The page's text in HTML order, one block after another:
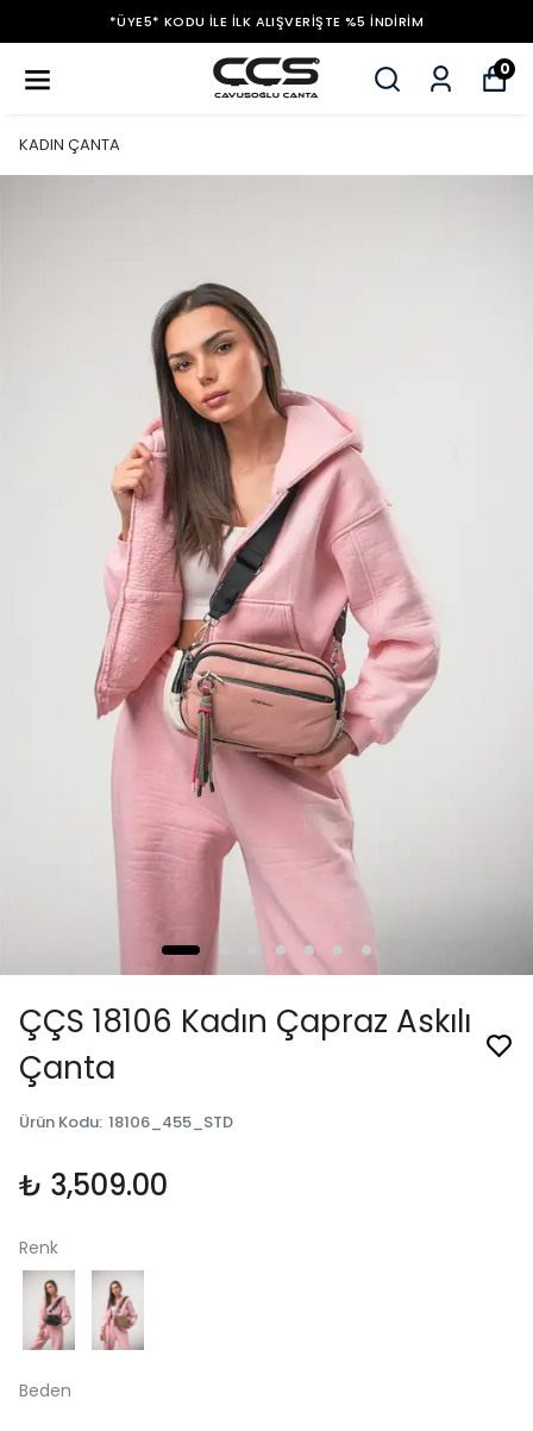
*ÜYE5* KODU ILE İLK ALIŞVERIŞTE %5 İNDIRIM
0
KADIN ÇANTA
ÇÇS 18106 Kadın Çapraz Askılı
Çanta
Ürün Kodu: 18106_455_STD
₺ 3,509.00
Renk
Beden